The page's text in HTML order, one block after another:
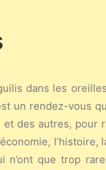
dans les
un rendez-vous
des autres, pour
l’histoire,
que trop